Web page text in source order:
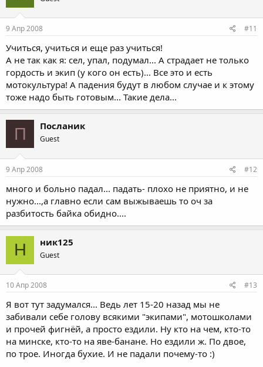
9 Апр 2008 #11
Учиться, учиться и еще раз учиться!
А не так как я: сел, упал, подумал... А страдает не только
гордость и экип (у кого он есть)... Все это и есть
мотокультура! А падения будут в любом случае и к этому
тоже надо быть готовым... Такие дела...
П Посланик
Guest
9 Апр 2008 #12
много и больно падал... падать- плохо не приятно, и не
нужно...,а главно если сам выжываешь то оч за
разбитость байка обидно....
Н ник125
Guest
10 Апр 2008 #13
Я вот тут задумался... Ведь лет 15-20 назад мы не
забивали себе голову всякими "экипами", мотошколами
и прочей фигнёй, а просто ездили. Ну кто на чем, кто-то
на минске, кто-то на яве-банане. Но ездили ж. По двое,
по трое. Иногда бухие. И не падали почему-то :)